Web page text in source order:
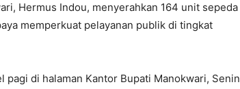
Hermus Indou, menyerahkan 164 unit sepeda
memperkuat pelayanan publik di tingkat
di halaman Kantor Bupati Manokwari, Senin